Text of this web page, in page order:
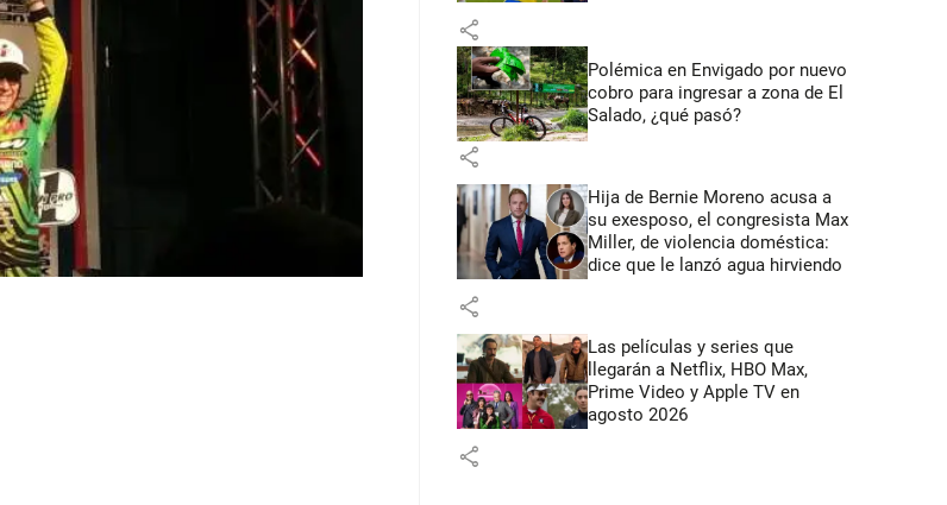
share
Polémica en Envigado por nuevo
cobro para ingresar a zona de El
Salado, ¿qué pasó?
share
Hija de Bernie Moreno acusa a
su exesposo, el congresista Max
Miller, de violencia doméstica:
dice que le lanzó agua hirviendo
share
Las películas y series que
llegarán a Netflix, HBO Max,
Prime Video y Apple TV en
agosto 2026
share